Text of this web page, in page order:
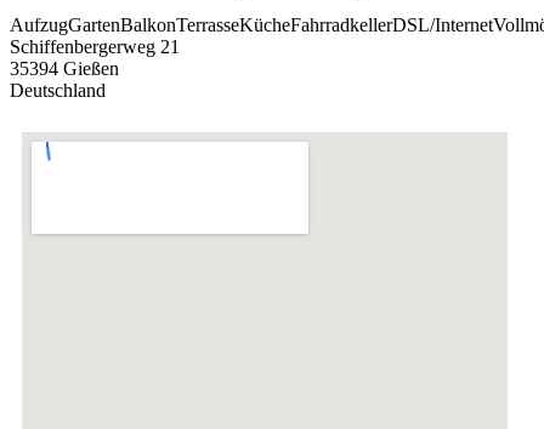
AufzugGartenBalkonTerrasseKücheFahrradkellerDSL/Internet
Schiffenbergerweg 21
35394 Gießen
Deutschland